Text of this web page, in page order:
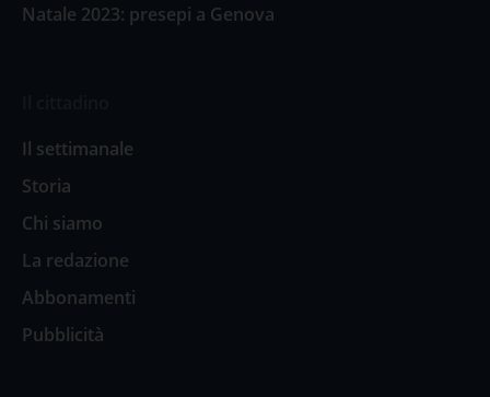
Natale 2023: presepi a Genova
Il settimanale
Storia
Chi siamo
La redazione
Abbonamenti
Pubblicità